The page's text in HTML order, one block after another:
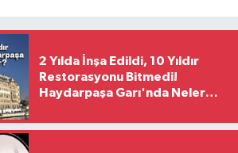
2 Yılda İnşa Edildi, 10 Yıldır
Restorasyonu Bitmedi!
Haydarpaşa Garı'nda Neler